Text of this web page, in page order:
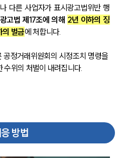
합검색
대륜
업무사례
다른 사업자가 표시광고법위반 행
고법 제17조에 의해 2년 이하의 징
벌금에 처합니다.
공정거래위원회의 시정조치 명령을
수위의 처벌이 내려집니다.
방법